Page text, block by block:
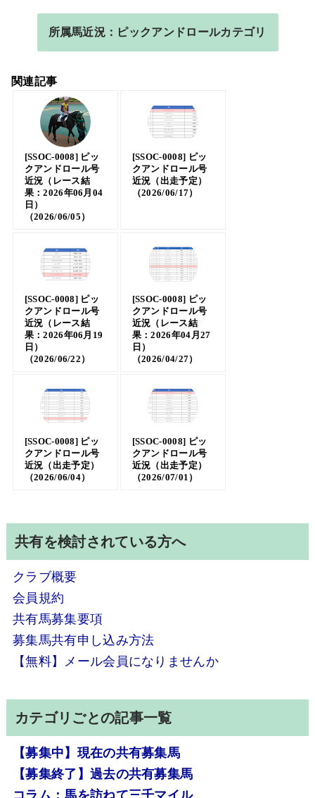
所属馬近況：ピックアンドロールカテゴリ
関連記事
[SSOC-0008] ピッ
クアンドロール号
近況（レース結
果：2026年06月04
日）
（2026/06/05）
[SSOC-0008] ピッ
クアンドロール号
近況（出走予定）
（2026/06/17）
[SSOC-0008] ピッ
クアンドロール号
近況（レース結
果：2026年06月19
日）
（2026/06/22）
[SSOC-0008] ピッ
クアンドロール号
近況（レース結
果：2026年04月27
日）
（2026/04/27）
[SSOC-0008] ピッ
クアンドロール号
近況（出走予定）
（2026/06/04）
[SSOC-0008] ピッ
クアンドロール号
近況（出走予定）
（2026/07/01）
共有を検討されている方へ
クラブ概要
会員規約
共有馬募集要項
募集馬共有申し込み方法
【無料】メール会員になりませんか
カテゴリごとの記事一覧
【募集中】現在の共有募集馬
【募集終了】過去の共有募集馬
コラム：馬を訪ねて三千マイル